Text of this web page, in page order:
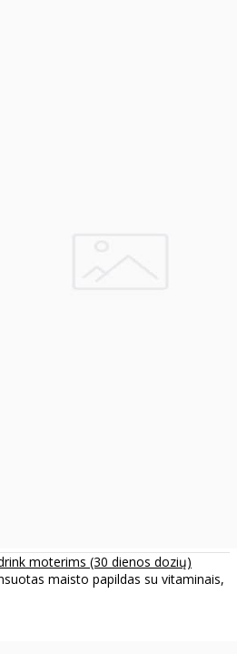
moterims (30 dienos dozių)
maisto papildas su vitaminais,